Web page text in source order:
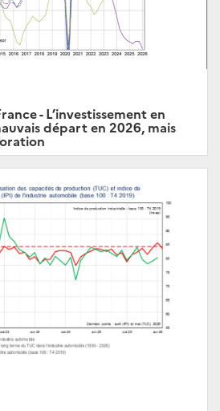
- L’investissement en
départ en 2026, mais